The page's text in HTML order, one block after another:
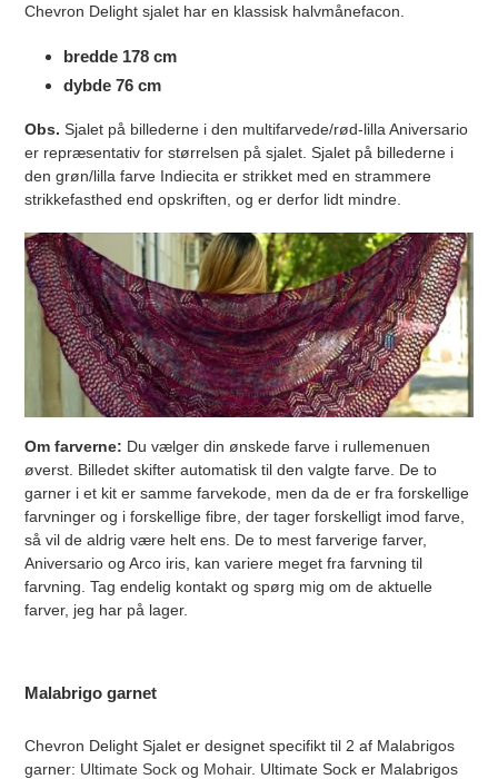
Chevron Delight sjalet har en klassisk halvmånefacon.
bredde 178 cm
dybde 76 cm
Obs. Sjalet på billederne i den multifarvede/rød-lilla Aniversario
er repræsentativ for størrelsen på sjalet. Sjalet på billederne i
den grøn/lilla farve Indiecita er strikket med en strammere
strikkefasthed end opskriften, og er derfor lidt mindre.
Om farverne: Du vælger din ønskede farve i rullemenuen
øverst. Billedet skifter automatisk til den valgte farve. De to
garner i et kit er samme farvekode, men da de er fra forskellige
farvninger og i forskellige fibre, der tager forskelligt imod farve,
så vil de aldrig være helt ens. De to mest farverige farver,
Aniversario og Arco iris, kan variere meget fra farvning til
farvning. Tag endelig kontakt og spørg mig om de aktuelle
farver, jeg har på lager.
Malabrigo garnet
Chevron Delight Sjalet er designet specifikt til 2 af Malabrigos
garner: Ultimate Sock og Mohair. Ultimate Sock er Malabrigos